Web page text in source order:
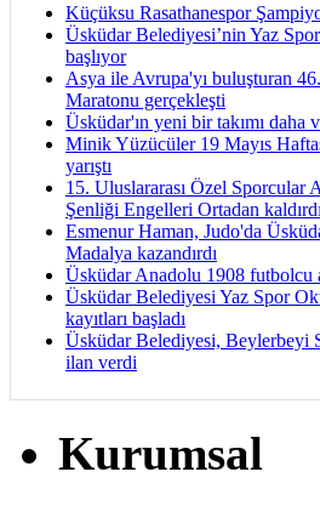
Küçüksu Rasathanespor
Üsküdar Belediyesi’nin Yaz
başlıyor
Asya ile Avrupa'yı buluşturan
Maratonu gerçekleşti
Üsküdar'ın yeni bir takımı daha
Minik Yüzücüler 19 Mayıs
yarıştı
15. Uluslararası Özel Sporcular
Şenliği Engelleri Ortadan kaldırdı
Esmenur Haman, Judo'da
Madalya kazandırdı
Üsküdar Anadolu 1908 futbolcu
Üsküdar Belediyesi Yaz Spor
kayıtları başladı
Üsküdar Belediyesi, Beylerbeyi
ilan verdi
Kurumsal